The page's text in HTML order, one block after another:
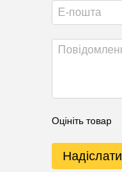
Оцініть товар
Надіслати